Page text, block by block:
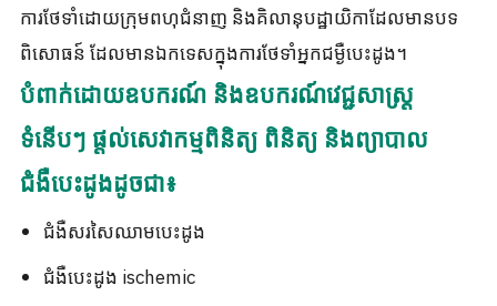
ការថែទាំដោយក្រុមពហុជំនាញ និងគិលានុបដ្ឋាយិកាដែលមានបទ
ពិសោធន៍ ដែលមានឯកទេសក្នុងការថែទាំអ្នកជម្ងឺបេះដូង។
បំពាក់ដោយឧបករណ៍ និងឧបករណ៍វេជ្ជសាស្ត្រ
ទំនើបៗ ផ្តល់សេវាកម្មពិនិត្យ ពិនិត្យ និងព្យាបាល
ជំងឺបេះដូងដូចជា៖
ជំងឺសរសៃឈាមបេះដូង
ជំងឺបេះដូង ischemic